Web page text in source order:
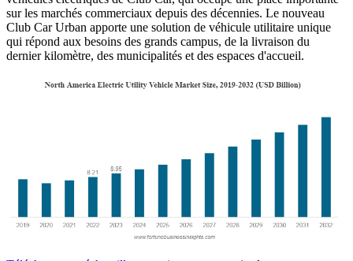
sur les marchés commerciaux depuis des décennies. Le nouveau
Club Car Urban apporte une solution de véhicule utilitaire unique
qui répond aux besoins des grands campus, de la livraison du
dernier kilomètre, des municipalités et des espaces d'accueil.